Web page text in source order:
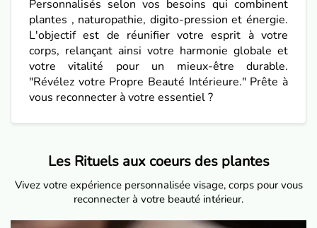
Personnalisés selon vos besoins qui combinent
plantes , naturopathie, digito-pression et énergie.
L'objectif est de réunifier votre esprit à votre
corps, relançant ainsi votre harmonie globale et
votre vitalité pour un mieux-être durable.
"Révélez votre Propre Beauté Intérieure." Prête à
vous reconnecter à votre essentiel ?
Les Rituels aux coeurs des plantes
Vivez votre expérience personnalisée visage, corps pour vous
reconnecter à votre beauté intérieur.